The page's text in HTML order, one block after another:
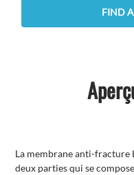
FIND
La membrane anti-fracture
deux parties qui se